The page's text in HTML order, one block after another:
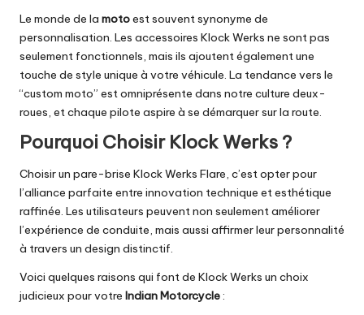
Le monde de la motoest souvent synonyme de
personnalisation. Les accessoires Klock Werks ne sont pas
seulement fonctionnels, mais ils ajoutent également une
touche de style unique à votre véhicule. La tendance vers le
“custom moto” est omniprésente dans notre culture deux-
roues, et chaque pilote aspire à se démarquer sur la route.
Pourquoi Choisir Klock Werks ?
Choisir un pare-brise Klock Werks Flare, c’est opter pour
l’alliance parfaite entre innovation technique et esthétique
raffinée. Les utilisateurs peuvent non seulement améliorer
l’expérience de conduite, mais aussi affirmer leur personnalité
à travers un design distinctif.
Voici quelques raisons qui font de Klock Werks un choix
judicieux pour votre Indian Motorcycle: